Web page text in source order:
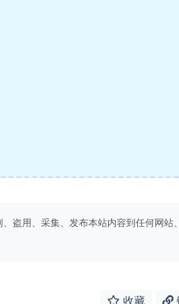
盗用、采集、发布本站内容到任何网站